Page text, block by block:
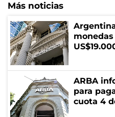
Más noticias
ARBA
para
cuota 4